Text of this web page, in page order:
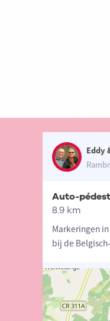
Eddy
Auto-
8.9 km
Markeringen
bij de